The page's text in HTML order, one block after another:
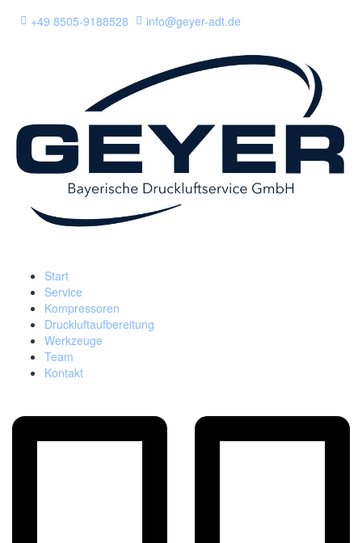
+49 8505-9188528 info@geyer-adt.de
Start
Service
Kompressoren
Druckluftaufbereitung
Werkzeuge
Team
Kontakt